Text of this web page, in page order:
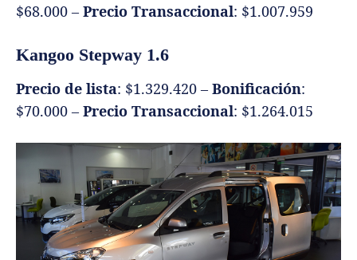
$68.000 – Precio Transaccional: $1.007.959
Kangoo Stepway 1.6
Precio de lista: $1.329.420 – Bonificación:
$70.000 – Precio Transaccional: $1.264.015